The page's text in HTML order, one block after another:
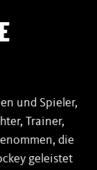
und Spieler,
Trainer,
die
geleistet